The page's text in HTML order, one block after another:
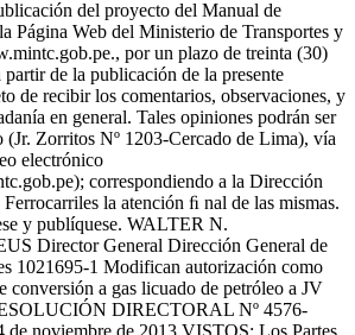
del proyecto del Manual de
Página Web del Ministerio de Transportes y
por un plazo de treinta (30)
partir de la publicación de la presente
de recibir los comentarios, observaciones, y
en general. Tales opiniones podrán ser
(Jr. Zorritos Nº 1203-Cercado de Lima), vía
electrónico
correspondiendo a la Dirección
la atención ﬁ nal de las mismas.
y publíquese. WALTER N.
Director General Dirección General de
1021695-1 Modifican autorización como
conversión a gas licuado de petróleo a JV
DIRECTORAL Nº 4576-